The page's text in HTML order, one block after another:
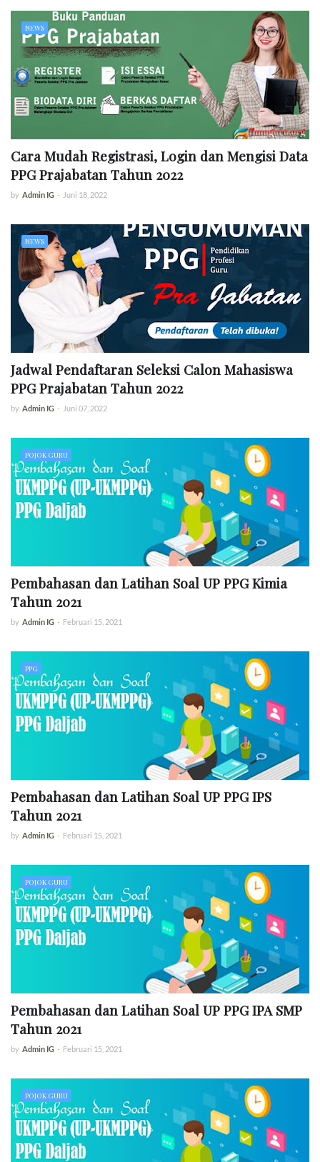
NEWS
Cara Mudah Registrasi, Login dan Mengisi Data
PPG Prajabatan Tahun 2022
by Admin IG - Juni 18, 2022
NEWS
Jadwal Pendaftaran Seleksi Calon Mahasiswa
PPG Prajabatan Tahun 2022
by Admin IG - Juni 07, 2022
POJOK GURU
Pembahasan dan Latihan Soal UP PPG Kimia
Tahun 2021
by Admin IG - Februari 15, 2021
PPG
Pembahasan dan Latihan Soal UP PPG IPS
Tahun 2021
by Admin IG - Februari 15, 2021
POJOK GURU
Pembahasan dan Latihan Soal UP PPG IPA SMP
Tahun 2021
by Admin IG - Februari 15, 2021
POJOK GURU